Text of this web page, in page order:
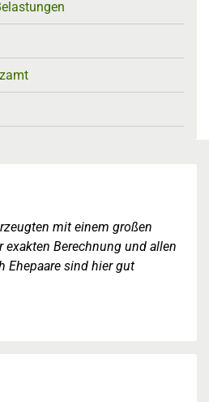
mit einem großen
exakten Berechnung und allen
Ehepaare sind hier gut